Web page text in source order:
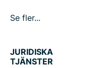
Se fler...
JURIDISKA
TJÄNSTER